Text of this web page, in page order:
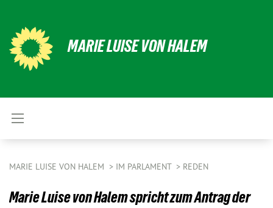
MARIE LUISE VON HALEM
MARIE LUISE VON HALEM IM PARLAMENT REDEN
Marie Luise von Halem spricht zum Antrag der